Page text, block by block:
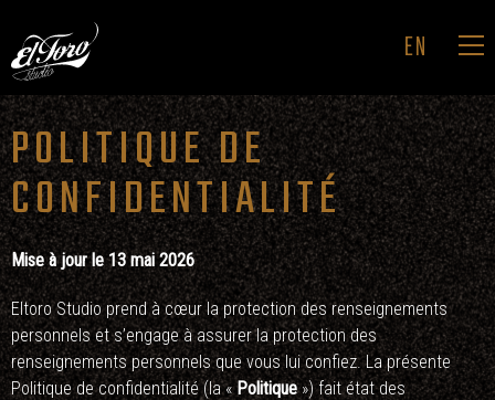
ACCUEIL
HABILLAGE GRAPHIQUE
PUBLICITÉ & IDENTITÉ
PROJECTION
STUDIO
CONTACT
EN
POLITIQUE DE
CONFIDENTIALITÉ
Mise à jour le 13 mai 2026
Eltoro Studio prend à cœur la protection des renseignements
personnels et s’engage à assurer la protection des
renseignements personnels que vous lui confiez. La présente
Politique de confidentialité (la «Politique») fait état des